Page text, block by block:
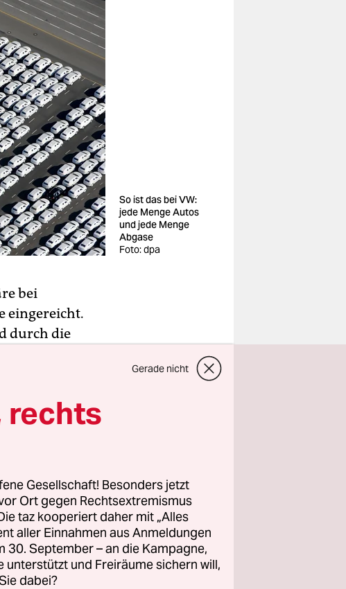
So ist das bei VW:
jede Menge Autos
und jede Menge
Abgase
Foto: dpa
bei
eingereicht.
durch die
damit,
sagte
aber noch
am
gekauft
wird, teilte
Gerade nicht
rechts
Gesellschaft! Besonders jetzt
Ort gegen Rechtsextremismus
taz kooperiert daher mit „Alles
aller Einnahmen aus Anmeldungen
30. September – an die Kampagne,
unterstützt und Freiräume sichern will,
dabei?